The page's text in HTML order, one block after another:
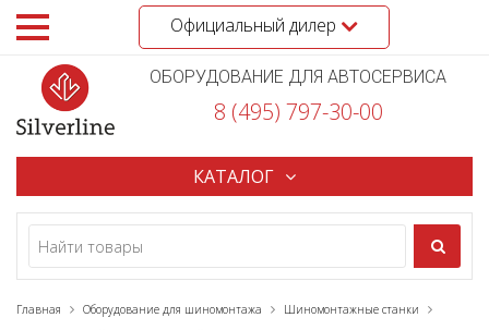
Официальный дилер
ОБОРУДОВАНИЕ ДЛЯ АВТОСЕРВИСА
8 (495) 797-30-00
КАТАЛОГ
Главная Оборудование для шиномонтажа
Шиномонтажные станки